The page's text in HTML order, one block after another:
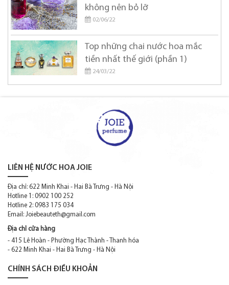
Christian Dior
Christian Louboutin
Coach
Creed
Cristiano Ronaldo
DOLCE & GABBANA
Donna Karan
DSQUARED2
Elie Saab
Elizabeth Arden
Elizabeth Taylor
không nên bỏ lỡ
02/06/22
Top những chai nước hoa mắc
tiền nhất thế giới (phần 1)
24/03/22
LIÊN HỆ NƯỚC HOA JOIE
Địa chỉ: 622 Minh Khai - Hai Bà Trưng - Hà Nội
Hotline 1: 0902 100 252
Hotline 2: 0983 175 034
Email: Joiebeauteth@gmail.com
Địa chỉ cửa hàng
- 415 Lê Hoàn - Phường Hạc Thành - Thanh hóa
- 622 Minh Khai - Hai Bà Trưng - Hà Nội
CHÍNH SÁCH ĐIỀU KHOẢN